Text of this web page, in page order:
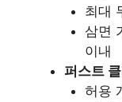
최대
삼면
이내
퍼스트
허용